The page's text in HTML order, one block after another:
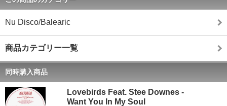
Nu Disco/Balearic
商品カテゴリー一覧
同時購入商品
Lovebirds Feat. Stee Downes -
Want You In My Soul